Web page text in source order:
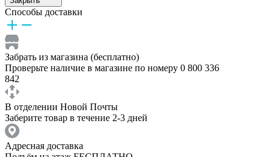
Способы доставки
Забрать из магазина (бесплатно)
Проверьте наличие в магазине по номеру 0 800 336
842
В отделении Новой Почты
Заберите товар в течение 2-3 дней
Адресная доставка